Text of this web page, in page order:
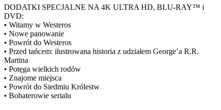
DODATKI SPECJALNE NA 4K ULTRA HD, BLU-RAY™ i
DVD:
• Witamy w Westeros
• Nowe panowanie
• Powrót do Westeros
• Przed tańcem: ilustrowana historia z udziałem George’a R.R.
Martina
• Potęga wielkich rodów
• Znajome miejsca
• Powrót do Siedmiu Królestw
• Bohaterowie serialu